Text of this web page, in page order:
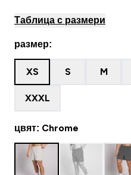
Таблица с размери
размер:
XS S M
XXXL
цвят: Chrome